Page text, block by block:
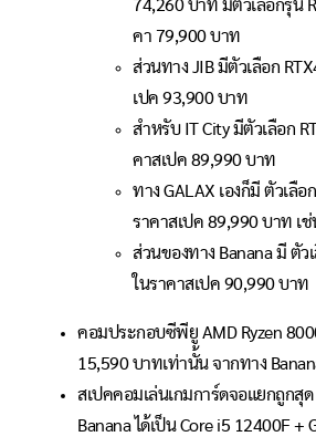
74,260 บาท มีตัวเลือกรุ่น
คา 79,900 บาท
ส่วนทาง JIB มีตัวเลือก
เปค 93,900 บาท
สำหรับ IT City มีตัวเลือก
คาสเปค 89,990 บาท
ทาง GALAX เองก็มี ตัวเลือ
ราคาสเปค 89,990 บาท เ
ส่วนของทาง Banana มี ตัว
ในราคาสเปค 90,990 บาท
คอมประกอบซีพียู AMD Ryzen
15,590 บาทเท่านั้น จากทาง
สเปคคอมเล่นเกมการ์ดจอแยกถูกสุ
Banana ได้เป็น Core i5 12400F +